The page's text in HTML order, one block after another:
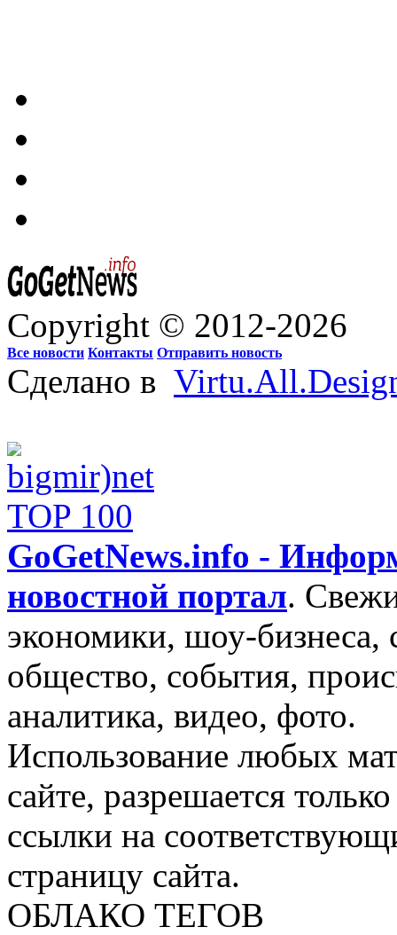
Copyright © 2012-2026
Все новости Контакты Отправить новость
Сделано в
GoGetNews.info -
новостной портал.
экономики, шоу-бизнеса,
общество, события,
аналитика, видео, фото.
Использование любых
сайте, разрешается
ссылки на
страницу сайта.
ОБЛАКО ТЕГОВ